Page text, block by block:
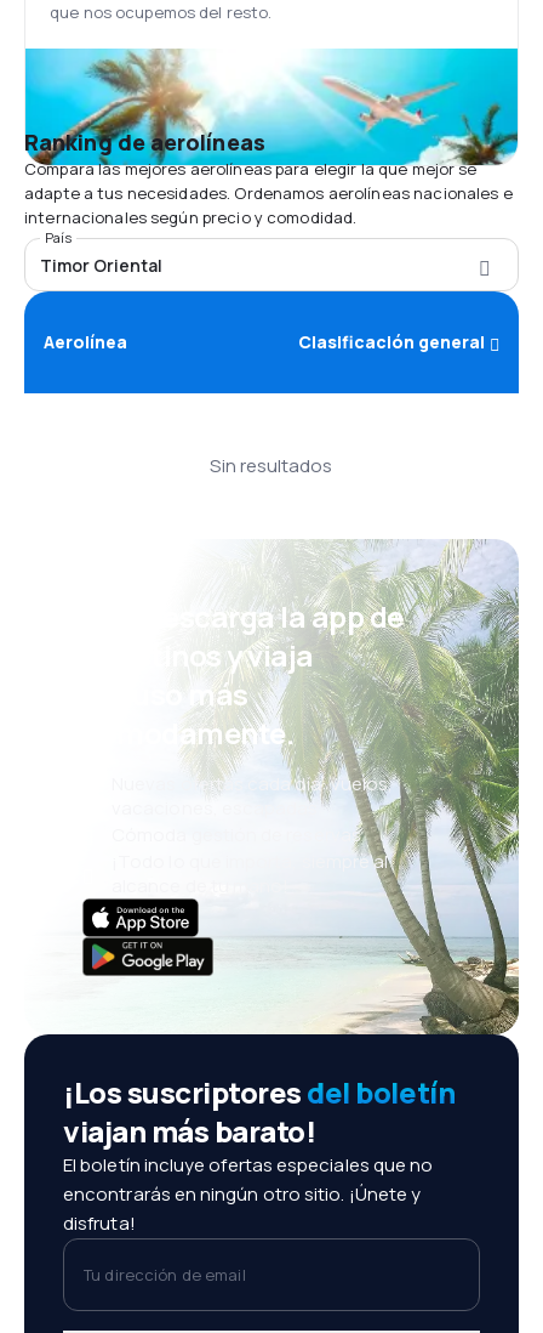
que nos ocupemos del resto.
Ranking de aerolíneas
Compara las mejores aerolíneas para elegir la que mejor se
adapte a tus necesidades. Ordenamos aerolíneas nacionales e
internacionales según precio y comodidad.
País
Timor Oriental
Aerolínea Clasificación general
Sin resultados
¡Eh! Descarga la app de
eDestinos y viaja
incluso más
cómodamente.
Nuevas ofertas cada día: vuelos,
vacaciones, escapadas
Cómoda gestión de reservas
¡Todo lo que importa, siempre al
¡Los suscriptoresdel boletín
viajan más barato!
El boletín incluye ofertas especiales que no
encontrarás en ningún otro sitio. ¡Únete y
disfruta!
Tu dirección de email